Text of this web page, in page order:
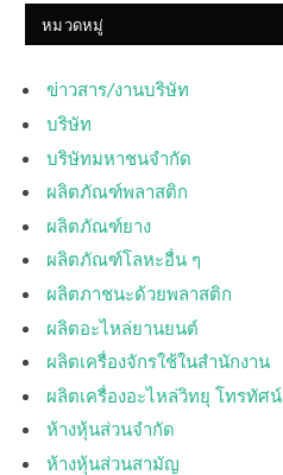
หมวดหมู่
ข่าวสาร/งานบริษัท
บริษัท
บริษัทมหาชนจำกัด
ผลิตภัณฑ์พลาสติก
ผลิตภัณฑ์ยาง
ผลิตภัณฑ์โลหะอื่น ๆ
ผลิตภาชนะด้วยพลาสติก
ผลิตอะไหล่ยานยนต์
ผลิตเครื่องจักรใช้ในสำนักงาน
ผลิตเครื่องอะไหล่วิทยุ โทรทัศน์
ห้างหุ้นส่วนจำกัด
ห้างหุ้นส่วนสามัญ